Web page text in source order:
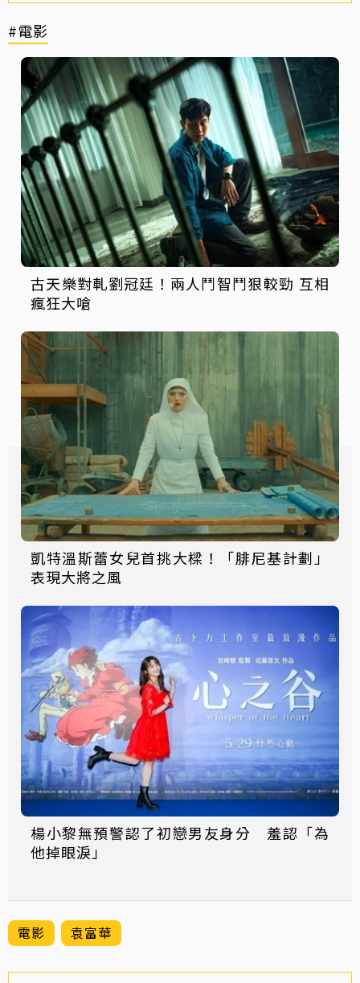
#電影
古天樂對軋劉冠廷！兩人鬥智鬥狠較勁 互相
瘋狂大嗆
凱特溫斯蕾女兒首挑大樑！「腓尼基計劃」
表現大將之風
楊小黎無預警認了初戀男友身分 羞認「為
他掉眼淚」
電影 袁富華